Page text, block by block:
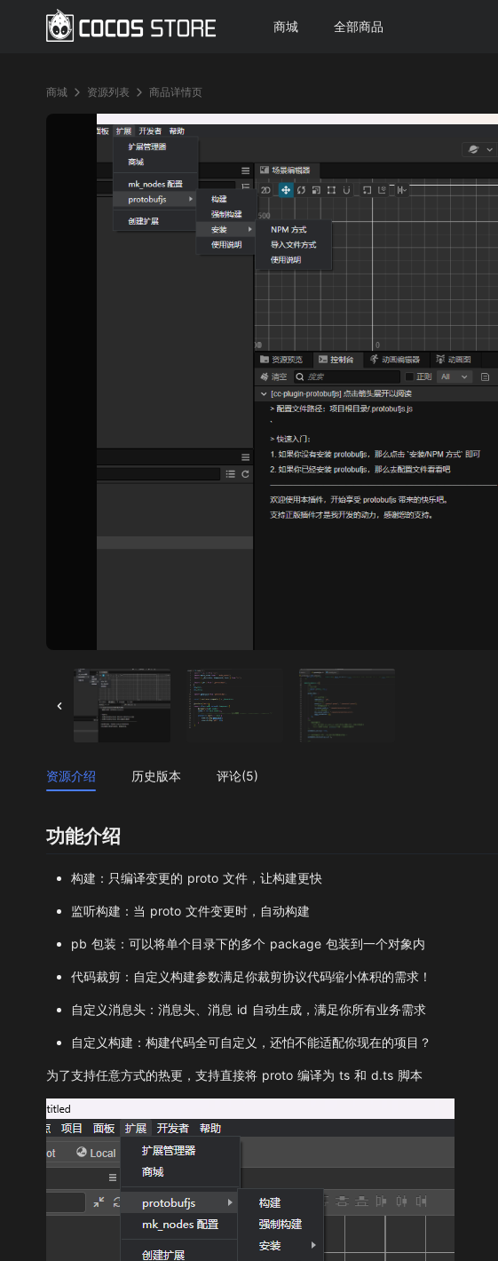
商城 全部商品
商城 资源列表 商品详情页
资源介绍 历史版本 评论(5)
功能介绍
构建：只编译变更的 proto 文件，让构建更快
监听构建：当 proto 文件变更时，自动构建
pb 包装：可以将单个目录下的多个 package 包装到一个对象内
代码裁剪：自定义构建参数满足你裁剪协议代码缩小体积的需求！
自定义消息头：消息头、消息 id 自动生成，满足你所有业务需求
自定义构建：构建代码全可自定义，还怕不能适配你现在的项目？
为了支持任意方式的热更，支持直接将 proto 编译为 ts 和 d.ts 脚本